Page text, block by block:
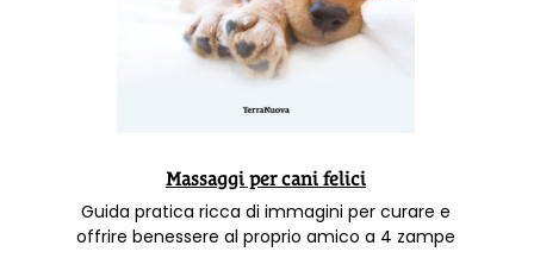
Massaggi per cani felici
Guida pratica ricca di immagini per curare e
offrire benessere al proprio amico a 4 zampe